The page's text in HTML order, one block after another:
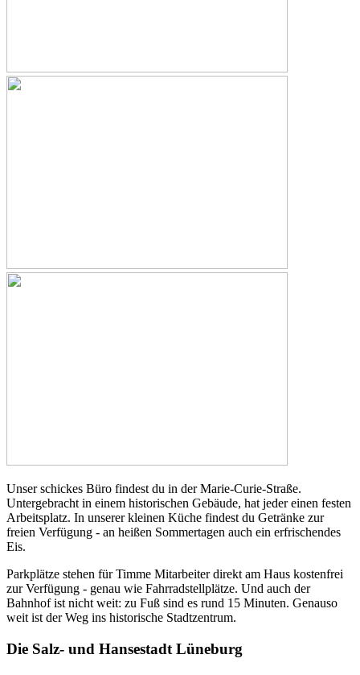
Unser schickes Büro findest du in der Marie-Curie-Straße.
Untergebracht in einem historischen Gebäude, hat jeder einen festen
Arbeitsplatz. In unserer kleinen Küche findest du Getränke zur
freien Verfügung - an heißen Sommertagen auch ein erfrischendes
Eis.
Parkplätze stehen für Timme Mitarbeiter direkt am Haus kostenfrei
zur Verfügung - genau wie Fahrradstellplätze. Und auch der
Bahnhof ist nicht weit: zu Fuß sind es rund 15 Minuten. Genauso
weit ist der Weg ins historische Stadtzentrum.
Die Salz- und Hansestadt Lüneburg